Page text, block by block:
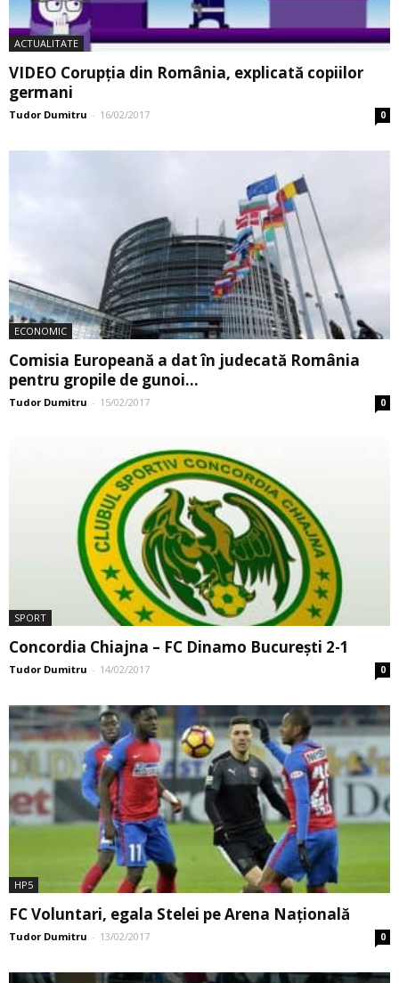
ACTUALITATE
VIDEO Corupția din România, explicată copiilor
germani
Tudor Dumitru - 16/02/2017 0
ECONOMIC
Comisia Europeană a dat în judecată România
pentru gropile de gunoi...
Tudor Dumitru - 15/02/2017 0
SPORT
Concordia Chiajna – FC Dinamo București 2-1
Tudor Dumitru - 14/02/2017 0
HP5
FC Voluntari, egala Stelei pe Arena Națională
Tudor Dumitru - 13/02/2017 0